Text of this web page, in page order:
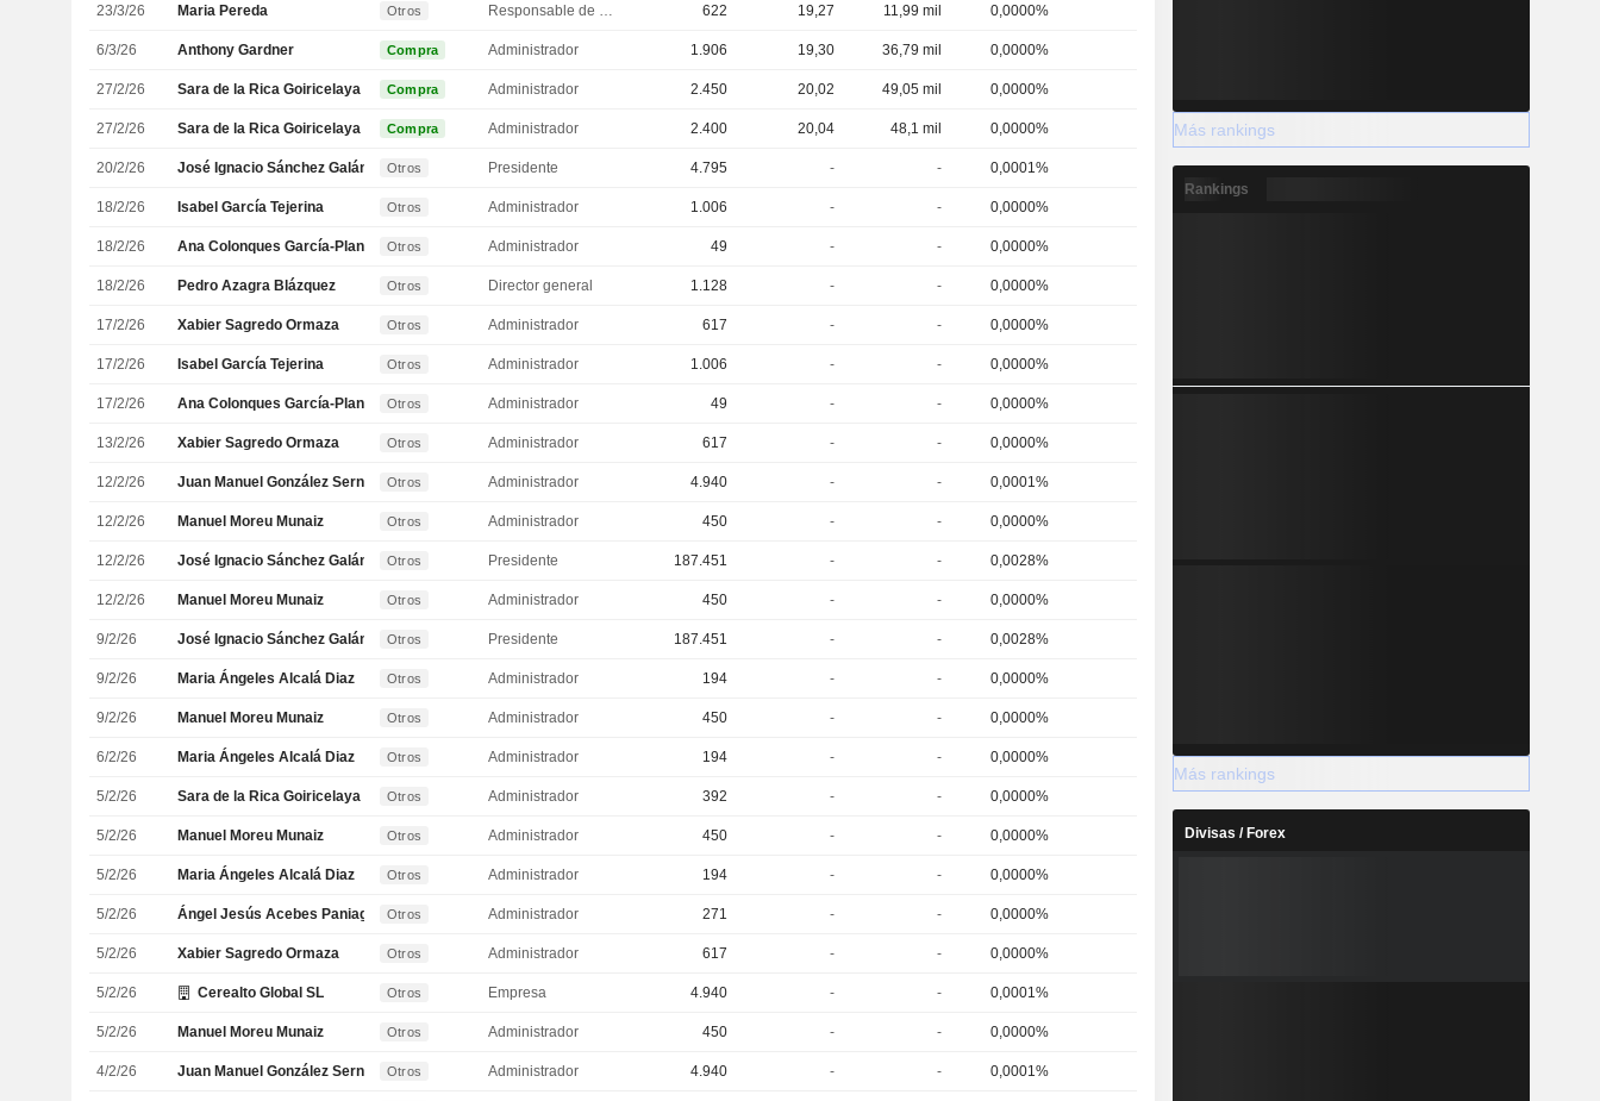
23/3/26 Maria Pereda Otros Responsable de cumplimiento 622 19,27 11,99 mil 0,0000%
6/3/26 Anthony Gardner Compra Administrador 1.906 19,30 36,79 mil 0,0000%
27/2/26 Sara de la Rica Goiricelaya Compra Administrador 2.450 20,02 49,05 mil 0,0000%
27/2/26 Sara de la Rica Goiricelaya Compra Administrador 2.400 20,04 48,1 mil 0,0000%
20/2/26 José Ignacio Sánchez Galán Otros Presidente 4.795 - - 0,0001%
18/2/26 Isabel García Tejerina Otros Administrador 1.006 - - 0,0000%
18/2/26 Ana Colonques García-Planas Otros Administrador 49 - - 0,0000%
18/2/26 Pedro Azagra Blázquez Otros Director general 1.128 - - 0,0000%
17/2/26 Xabier Sagredo Ormaza Otros Administrador 617 - - 0,0000%
17/2/26 Isabel García Tejerina Otros Administrador 1.006 - - 0,0000%
17/2/26 Ana Colonques García-Planas Otros Administrador 49 - - 0,0000%
13/2/26 Xabier Sagredo Ormaza Otros Administrador 617 - - 0,0000%
12/2/26 Juan Manuel González Serna Otros Administrador 4.940 - - 0,0001%
12/2/26 Manuel Moreu Munaiz Otros Administrador 450 - - 0,0000%
12/2/26 José Ignacio Sánchez Galán Otros Presidente 187.451 - - 0,0028%
12/2/26 Manuel Moreu Munaiz Otros Administrador 450 - - 0,0000%
9/2/26 José Ignacio Sánchez Galán Otros Presidente 187.451 - - 0,0028%
9/2/26 Maria Ángeles Alcalá Diaz Otros Administrador 194 - - 0,0000%
9/2/26 Manuel Moreu Munaiz Otros Administrador 450 - - 0,0000%
6/2/26 Maria Ángeles Alcalá Diaz Otros Administrador 194 - - 0,0000%
5/2/26 Sara de la Rica Goiricelaya Otros Administrador 392 - - 0,0000%
5/2/26 Manuel Moreu Munaiz Otros Administrador 450 - - 0,0000%
5/2/26 Maria Ángeles Alcalá Diaz Otros Administrador 194 - - 0,0000%
5/2/26 Ángel Jesús Acebes Paniagua Otros Administrador 271 - - 0,0000%
5/2/26 Xabier Sagredo Ormaza Otros Administrador 617 - - 0,0000%
5/2/26 Cerealto Global SL Otros Empresa 4.940 - - 0,0001%
5/2/26 Manuel Moreu Munaiz Otros Administrador 450 - - 0,0000%
4/2/26 Juan Manuel González Serna Otros Administrador 4.940 - - 0,0001%
Más rankings
Rankings
Más rankings
Divisas / Forex